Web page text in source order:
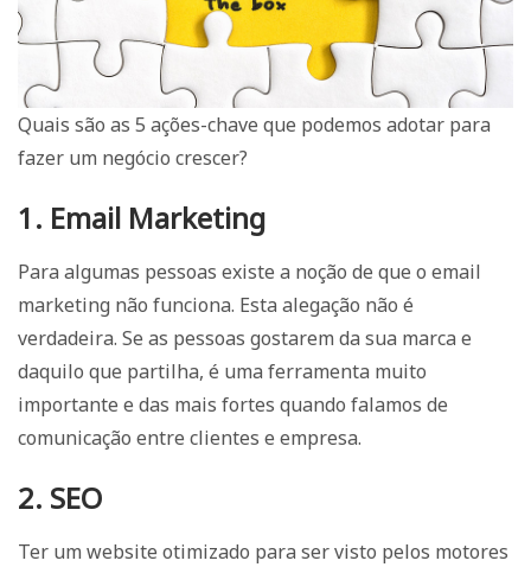
Quais são as 5 ações-chave que podemos adotar para
fazer um negócio crescer?
1. Email Marketing
Para algumas pessoas existe a noção de que o email
marketing não funciona. Esta alegação não é
verdadeira. Se as pessoas gostarem da sua marca e
daquilo que partilha, é uma ferramenta muito
importante e das mais fortes quando falamos de
comunicação entre clientes e empresa.
2. SEO
Ter um website otimizado para ser visto pelos motores